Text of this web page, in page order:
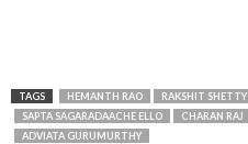
TAGS HEMANTH RAO RAKSHIT SHETTY
SAPTA SAGARADAACHE ELLO
CHARAN RAJ
ADVIATA GURUMURTHY